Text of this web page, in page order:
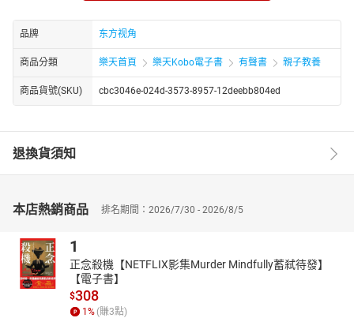
品牌 东方视角
商品分類 樂天首頁 樂天Kobo電子書 有聲書 親子教養
商品貨號(SKU) cbc3046e-024d-3573-8957-12deebb804ed
退換貨須知
本店熱銷商品 排名期間：2026/7/30 - 2026/8/5
1
正念殺機【NETFLIX影集Murder Mindfully蓄弒待發】
【電子書】
$308
1 % (賺3點)